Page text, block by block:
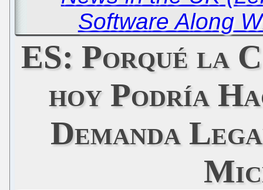
Software Along
ES: Porqué la
hoy Podría
Demanda